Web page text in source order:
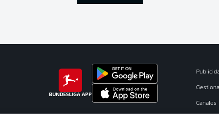
BUNDESLIGA APP
Canales